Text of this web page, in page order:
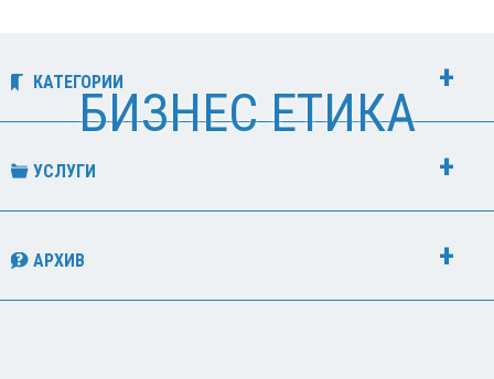
БИЗНЕС ЕТИКА
КАТЕГОРИИ
УСЛУГИ
АРХИВ